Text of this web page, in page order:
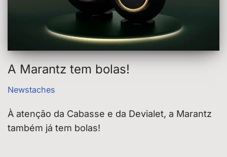
A Marantz tem bolas!
Newstaches
À atenção da Cabasse e da Devialet, a Marantz
também já tem bolas!